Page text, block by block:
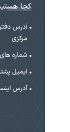
کجا
آدرس دفتر
مرکزی
شماره
ایمیل
آدرس